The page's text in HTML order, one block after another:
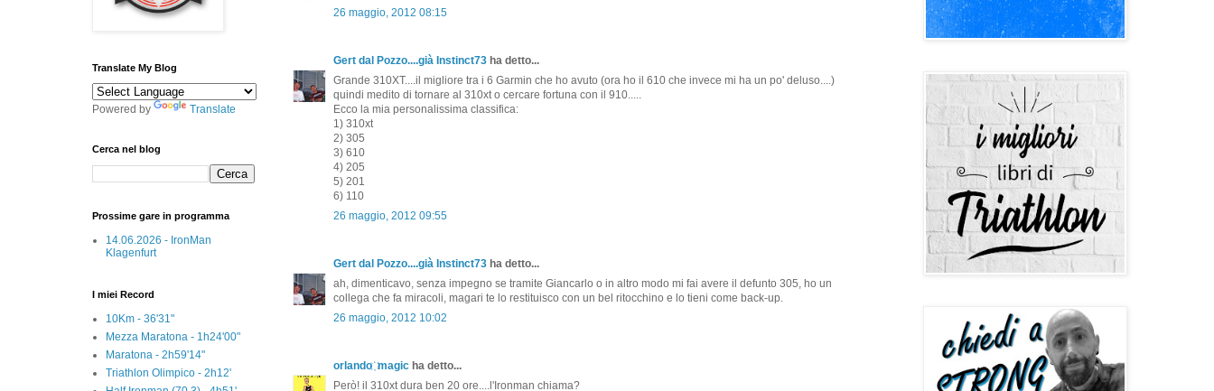
26 maggio, 2012 08:15
Gert dal Pozzo....già Instinct73 ha detto...
Grande 310XT....il migliore tra i 6 Garmin che ho avuto (ora ho il 610 che invece mi ha un po' deluso....)
quindi medito di tornare al 310xt o cercare fortuna con il 910.....
Ecco la mia personalissima classifica:
1) 310xt
2) 305
3) 610
4) 205
5) 201
6) 110
26 maggio, 2012 09:55
Gert dal Pozzo....già Instinct73 ha detto...
ah, dimenticavo, senza impegno se tramite Giancarlo o in altro modo mi fai avere il defunto 305, ho un
collega che fa miracoli, magari te lo restituisco con un bel ritocchino e lo tieni come back-up.
26 maggio, 2012 10:02
orlando ҉ magic ha detto...
Però! il 310xt dura ben 20 ore....l'Ironman chiama?
Translate My Blog
Powered by Translate
Cerca nel blog
Prossime gare in programma
14.06.2026 - IronMan
Klagenfurt
I miei Record
10Km - 36'31"
Mezza Maratona - 1h24'00"
Maratona - 2h59'14"
Triathlon Olimpico - 2h12'